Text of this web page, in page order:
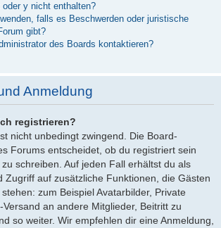
y nicht enthalten?
falls es Beschwerden oder juristische
gibt?
des Boards kontaktieren?
Anmeldung
registrieren?
nicht unbedingt zwingend. Die Board-
Forums entscheidet, ob du registriert sein
schreiben. Auf jeden Fall erhältst du als
Zugriff auf zusätzliche Funktionen, die Gästen
zum Beispiel Avatarbilder, Private
an andere Mitglieder, Beitritt zu
so weiter. Wir empfehlen dir eine Anmeldung,